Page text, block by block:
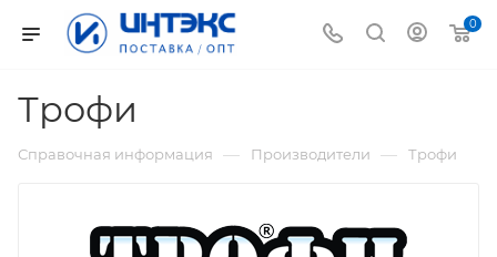
0
Трофи
Справочная информация — Производители — Трофи